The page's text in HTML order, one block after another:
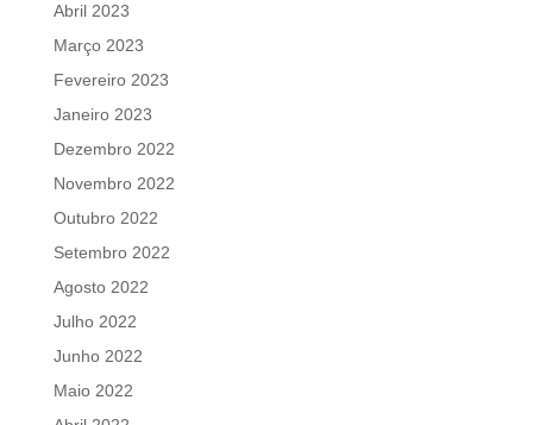
Abril 2023
Março 2023
Fevereiro 2023
Janeiro 2023
Dezembro 2022
Novembro 2022
Outubro 2022
Setembro 2022
Agosto 2022
Julho 2022
Junho 2022
Maio 2022